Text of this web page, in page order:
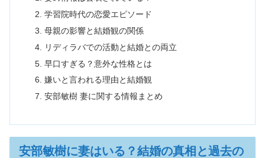
学習院時代の恋愛エピソード
母親の影響と結婚観の関係
リディラバでの活動と結婚との両立
早口すぎる？意外な性格とは
嫌いと言われる理由と結婚観
安部敏樹 妻に関する情報まとめ
安部敏樹に妻はいる？結婚の真相と過去の